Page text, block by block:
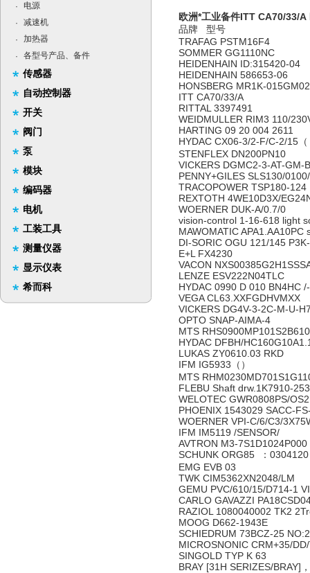
·
电源
·
减速机
·
加热器
·
各型号产品、备件
传感器
自动控制器
开关
阀门
泵
模块
编码器
电机
工装工具
测量仪器
显示仪表
希而科
欧洲*工业备件ITT CA70/33/A
品牌 型号
TRAFAG PSTM16F4
SOMMER GG1110NC
HEIDENHAIN ID:315420-04
HEIDENHAIN 586653-06
HONSBERG MR1K-
ITT CA70/33/A
RITTAL 3397491
WEIDMULLER RIM3 110/
HARTING 09 20 004 2611
HYDAC CX06-3/2-F/C-2/15
STENFLEX DN200PN10
VICKERS DGMC2-3-AT-GM-
PENNY+GILES SLS130/
TRACOPOWER TSP180-124
REXTOTH 4WE10D3X/
WOERNER DUK-A/0.7/0
vision-control 1-16-618 light
MAWOMATIC APA1.AA10PC
DI-SORIC OGU 121/145
E+L FX4230
VACON
LENZE ESV222N04TLC
HYDAC 0990 D 010 BN4HC
VEGA CL63.XXFGDHVMXX
VICKERS DG4V-3-2C-M-U-
OPTO SNAP-AIMA-4
MTS
HYDAC DFBH/
LUKAS ZY0610.03 RKD
IFM IG5933（）
MTS
FLEBU Shaft drw.1K7910-
WELOTEC GWR0808PS/
PHOENIX 1543029 SACC-
WOERNER VPI-C/6/C3/
IFM IM5119 /SENSOR/
AVTRON M3-7S1D1024P000
SCHUNK ORG85 ：
EMG EVB 03
TWK CIM5362XN2048/LM
GEMU PVC/610/15/D714-1
CARLO GAVAZZI
RAZIOL 1080040002 TK2
MOOG D662-1943E
SCHIEDRUM 73BCZ-25
MICROSNONIC CRM+35/
SINGOLD TYP K 63
BRAY [31H SERIZES/BRAY]